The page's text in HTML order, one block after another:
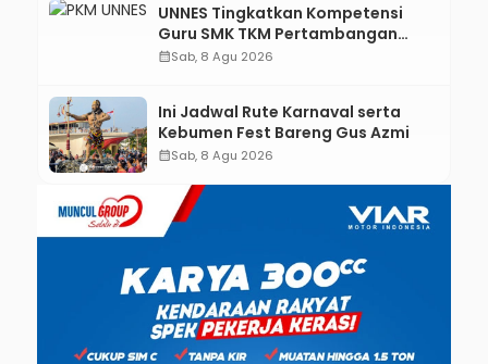
UNNES Tingkatkan Kompetensi
Guru SMK TKM Pertambangan
Kebumen melalui Desain Green
calendar_monthSab, 8 Agu 2026
Ini Jadwal Rute Karnaval serta
Kebumen Fest Bareng Gus Azmi
calendar_monthSab, 8 Agu 2026